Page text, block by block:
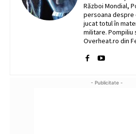
Război Mondial,
persoana despre
jucat totul în
militare. Pompiliu
Overheat.ro din
- Publicitate -